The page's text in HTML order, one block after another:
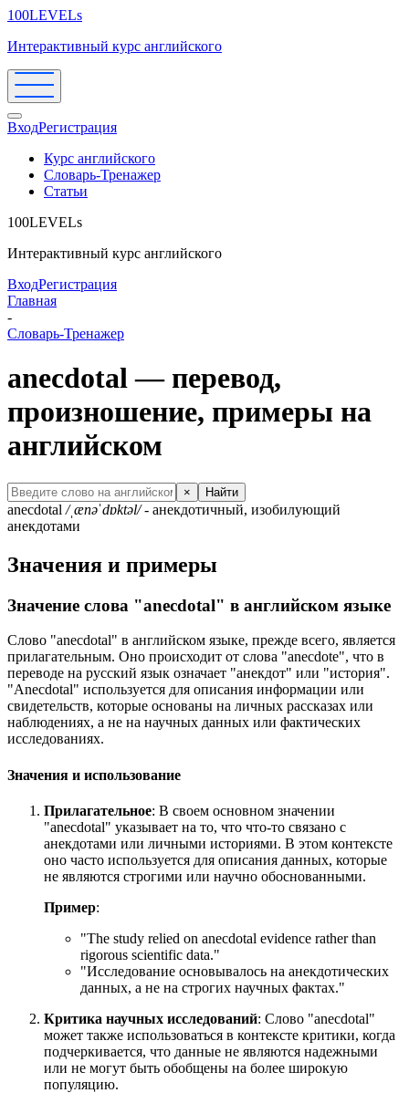
100LEVELs
Интерактивный курс английского
ВходРегистрация
Курс английского
Словарь-Тренажер
Статьи
100LEVELs
Интерактивный курс английского
ВходРегистрация
Главная
-
Словарь-Тренажер
anecdotal — перевод,
произношение, примеры на
английском
× Найти
anecdotal /ˌænəˈdɒktəl/- анекдотичный, изобилующий
анекдотами
Значения и примеры
Значение слова "anecdotal" в английском языке
Слово "anecdotal" в английском языке, прежде всего, является
прилагательным. Оно происходит от слова "anecdote", что в
переводе на русский язык означает "анекдот" или "история".
"Anecdotal" используется для описания информации или
свидетельств, которые основаны на личных рассказах или
наблюдениях, а не на научных данных или фактических
исследованиях.
Значения и использование
Прилагательное: В своем основном значении
"anecdotal" указывает на то, что что-то связано с
анекдотами или личными историями. В этом контексте
оно часто используется для описания данных, которые
не являются строгими или научно обоснованными.
Пример:
"The study relied on anecdotal evidence rather than
rigorous scientific data."
"Исследование основывалось на анекдотических
данных, а не на строгих научных фактах."
Критика научных исследований: Слово "anecdotal"
может также использоваться в контексте критики, когда
подчеркивается, что данные не являются надежными
или не могут быть обобщены на более широкую
популяцию.